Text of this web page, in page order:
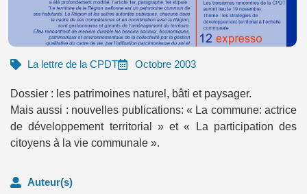
La lettre de la CPDT Octobre 2003
Dossier : les patrimoines naturel, bâti et paysager.
Mais aussi : nouvelles publications: « La commune: actrice
de développement territorial » et « La participation des
citoyens à la vie communale ».
Auteur(s)